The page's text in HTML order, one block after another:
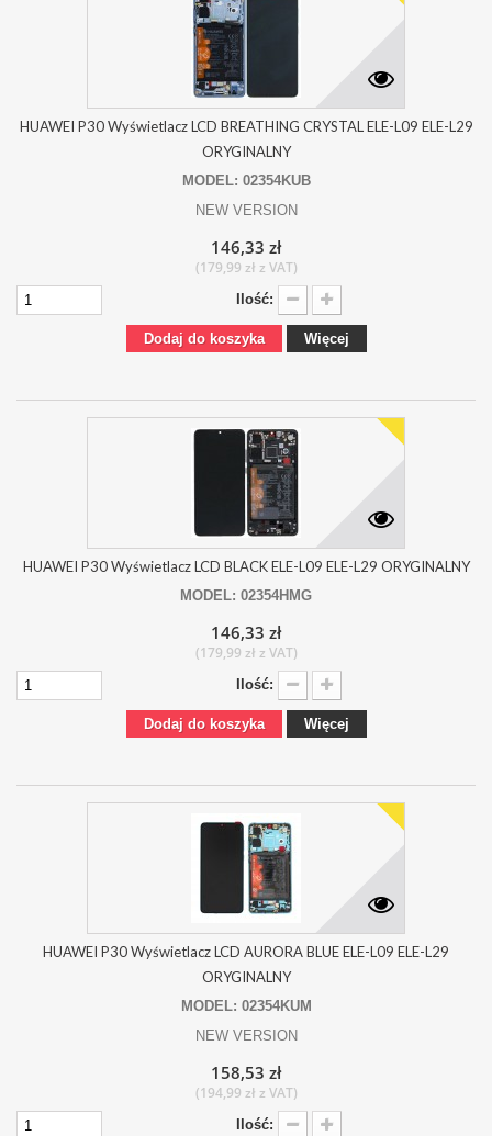
HUAWEI P30 Wyświetlacz LCD BREATHING CRYSTAL ELE-L09 ELE-L29
ORYGINALNY
MODEL: 02354KUB
NEW VERSION
146,33 zł
(179,99 zł z VAT)
Ilość:
Dodaj do koszyka Więcej
HUAWEI P30 Wyświetlacz LCD BLACK ELE-L09 ELE-L29 ORYGINALNY
MODEL: 02354HMG
146,33 zł
(179,99 zł z VAT)
Ilość:
Dodaj do koszyka Więcej
HUAWEI P30 Wyświetlacz LCD AURORA BLUE ELE-L09 ELE-L29
ORYGINALNY
MODEL: 02354KUM
NEW VERSION
158,53 zł
(194,99 zł z VAT)
Ilość: